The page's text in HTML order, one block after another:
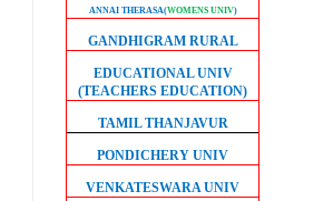
ANNAI THERASA(WOMENS UNIV)
GANDHIGRAM RURAL
EDUCATIONAL UNIV
(TEACHERS EDUCATION)
TAMIL THANJAVUR
PONDICHERY UNIV
VENKATESWARA UNIV